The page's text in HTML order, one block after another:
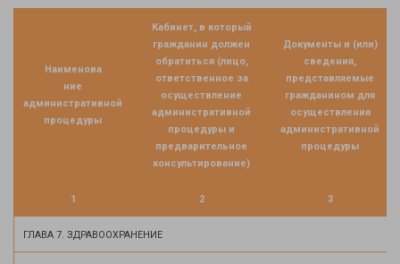
Наименова
ние
административной
процедуры
Кабинет, в который
гражданин должен
обратиться (лицо,
ответственное за
осуществление
административной
процедуры и
предварительное
консультирование)
Документы и (или)
сведения,
представляемые
гражданином для
осуществления
административной
процедуры
1 2 3
ГЛАВА 7. ЗДРАВООХРАНЕНИЕ